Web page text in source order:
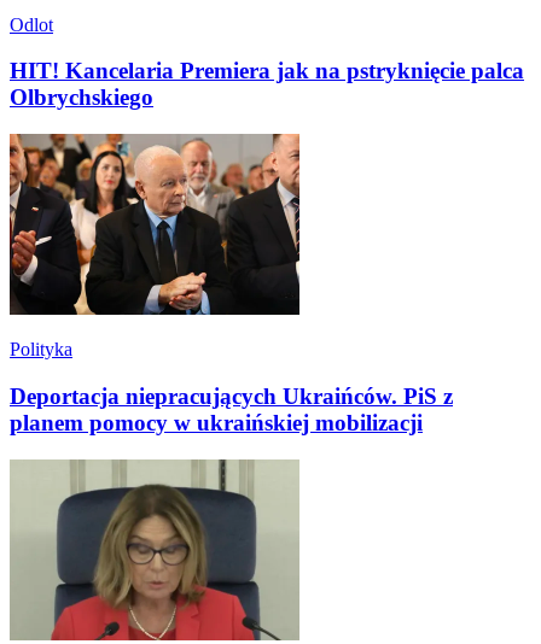
Odlot
HIT! Kancelaria Premiera jak na pstryknięcie palca
Olbrychskiego
Polityka
Deportacja niepracujących Ukraińców. PiS z
planem pomocy w ukraińskiej mobilizacji